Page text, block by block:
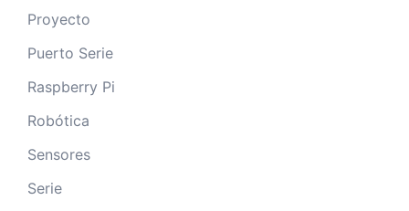
Proyecto
Puerto Serie
Raspberry Pi
Robótica
Sensores
Serie